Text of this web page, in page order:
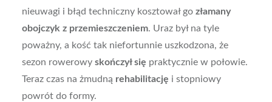
nieuwagi i błąd techniczny kosztował go złamany
obojczyk z przemieszczeniem. Uraz był na tyle
poważny, a kość tak niefortunnie uszkodzona, że
sezon rowerowy skończył się praktycznie w połowie.
Teraz czas na żmudną rehabilitację i stopniowy
powrót do formy.